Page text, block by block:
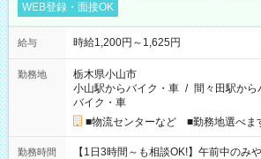
WEB登録・面接OK
給与 時給1,200円～1,625円
勤務地
栃木県小山市
小山駅からバイク・車 / 間々田駅から
バイク・車
■物流センターなど ■勤務地選べま
勤務時間
【1日3時間～も相談OK!】午前中のみ